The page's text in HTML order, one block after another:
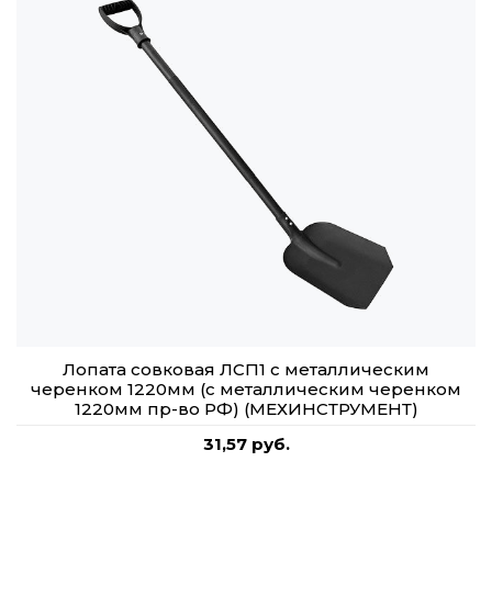
Лопата совковая ЛСП1 с металлическим
черенком 1220мм (с металлическим черенком
1220мм пр-во РФ) (МЕХИНСТРУМЕНТ)
31,57 руб.